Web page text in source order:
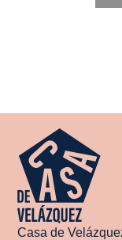
Casa de